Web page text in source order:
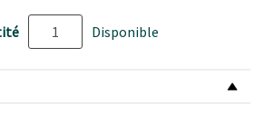
Disponible